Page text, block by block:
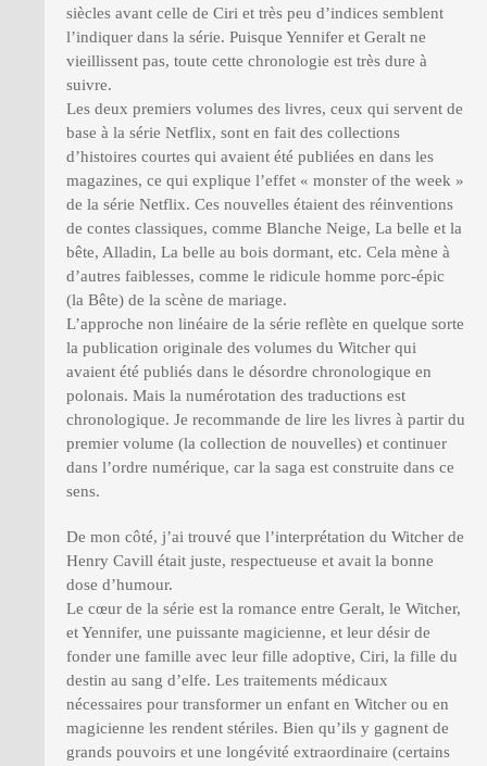
siècles avant celle de Ciri et très peu d’indices semblent
l’indiquer dans la série. Puisque Yennifer et Geralt ne
vieillissent pas, toute cette chronologie est très dure à
suivre.
Les deux premiers volumes des livres, ceux qui servent de
base à la série Netflix, sont en fait des collections
d’histoires courtes qui avaient été publiées en dans les
magazines, ce qui explique l’effet « monster of the week »
de la série Netflix. Ces nouvelles étaient des réinventions
de contes classiques, comme Blanche Neige, La belle et la
bête, Alladin, La belle au bois dormant, etc. Cela mène à
d’autres faiblesses, comme le ridicule homme porc-épic
(la Bête) de la scène de mariage.
L’approche non linéaire de la série reflète en quelque sorte
la publication originale des volumes du Witcher qui
avaient été publiés dans le désordre chronologique en
polonais. Mais la numérotation des traductions est
chronologique. Je recommande de lire les livres à partir du
premier volume (la collection de nouvelles) et continuer
dans l’ordre numérique, car la saga est construite dans ce
sens.
De mon côté, j’ai trouvé que l’interprétation du Witcher de
Henry Cavill était juste, respectueuse et avait la bonne
dose d’humour.
Le cœur de la série est la romance entre Geralt, le Witcher,
et Yennifer, une puissante magicienne, et leur désir de
fonder une famille avec leur fille adoptive, Ciri, la fille du
destin au sang d’elfe. Les traitements médicaux
nécessaires pour transformer un enfant en Witcher ou en
magicienne les rendent stériles. Bien qu’ils y gagnent de
grands pouvoirs et une longévité extraordinaire (certains